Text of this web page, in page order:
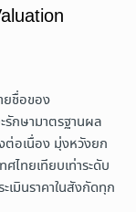
ยชื่อของ
กษามาตรฐานผล
ต่อเนื่อง มุ่งหวังยก
ไทยเทียบเท่าระดับ
มินราคาในสังกัดทุก